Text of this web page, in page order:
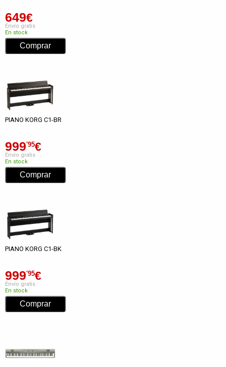
649€
Envío gratis
En stock
PIANO KORG C1-BR
999'95€
Envío gratis
En stock
PIANO KORG C1-BK
999'95€
Envío gratis
En stock